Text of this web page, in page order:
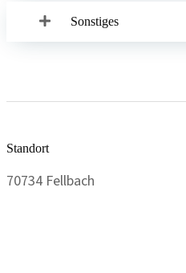
Sonstiges
Standort
70734 Fellbach